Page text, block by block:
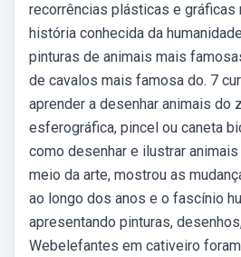
recorrências plásticas e gráficas
história conhecida da
pinturas de animais mais
de cavalos mais famosa do. 7
aprender a desenhar animais do
esferográfica, pincel ou caneta
como desenhar e ilustrar
meio da arte, mostrou as
ao longo dos anos e o fascínio
apresentando pinturas,
Webelefantes em cativeiro